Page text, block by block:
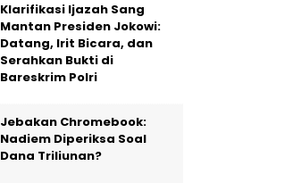
Klarifikasi Ijazah Sang
Mantan Presiden Jokowi:
Datang, Irit Bicara, dan
Serahkan Bukti di
Bareskrim Polri
Jebakan Chromebook:
Nadiem Diperiksa Soal
Dana Triliunan?